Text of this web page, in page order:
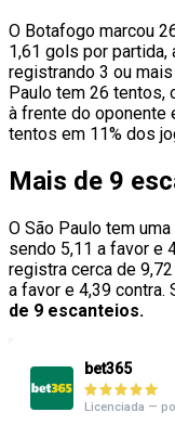
O Botafogo marcou
1,61 gols por
registrando 3 ou
Paulo tem 26 tentos,
à frente do oponente
tentos em 11% dos
Mais de 9
O São Paulo tem
sendo 5,11 a favor e
registra cerca de
a favor e 4,39 contra.
de 9 escanteios.